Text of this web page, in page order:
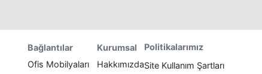
Bağlantılar
Ofis Mobilyaları
Kurumsal
Hakkımızda
Politikalarımız
Site Kullanım Şartları